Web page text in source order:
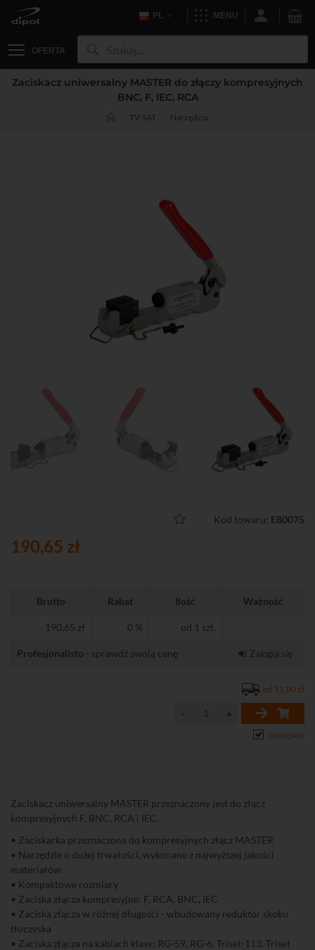
PL MENU
OFERTA
Zaciskacz uniwersalny MASTER do złączy kompresyjnych
BNC, F, IEC, RCA
TV-SAT Narzędzia
Kod towaru: E80075
190,65 zł
Brutto Rabat Ilość Ważność
190,65 zł 0 % od 1 szt.
Profesjonalisto - sprawdź swoją cenę Zaloguj się
od 11,00 zł
Dostępny
Zaciskacz uniwersalny MASTER przeznaczony jest do złącz
kompresyjnych F, BNC, RCA i IEC.
• Zaciskarka przeznaczona do kompresyjnych złącz MASTER
• Narzędzie o dużej trwałości, wykonane z najwyższej jakości
materiałów
• Kompaktowe rozmiary
• Zaciska złącza kompresyjne: F, RCA, BNC, IEC
• Zaciska złącza w różnej długości - wbudowany reduktor skoku
tłoczyska
• Zaciska złącza na kablach klasy: RG-59, RG-6, Triset-113, Triset